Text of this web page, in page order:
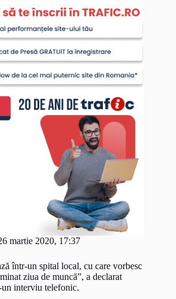
martie 2020, 17:37
într-un spital local, cu care vorbesc
ziua de muncă”, a declarat
interviu telefonic.